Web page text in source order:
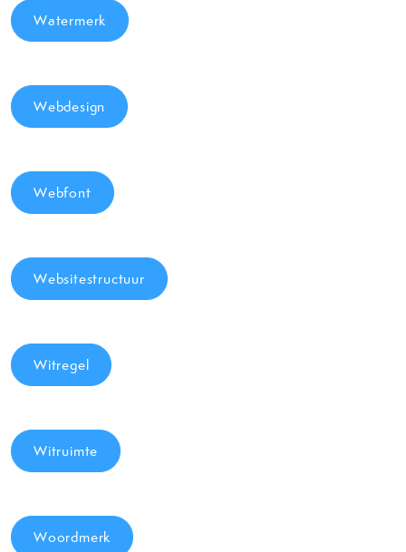
Watermerk
Webdesign
Webfont
Websitestructuur
Witregel
Witruimte
Woordmerk